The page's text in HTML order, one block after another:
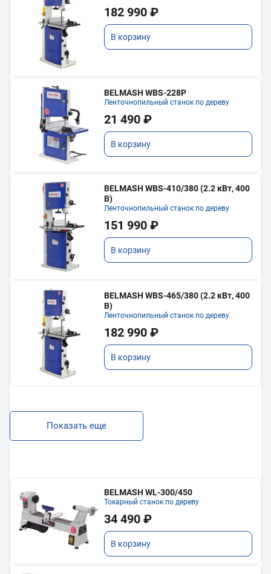
182 990 ₽
В корзину
BELMASH WBS-228P
Ленточнопильный станок по дереву
21 490 ₽
В корзину
BELMASH WBS-410/380 (2.2 кВт, 400
В)
Ленточнопильный станок по дереву
151 990 ₽
В корзину
BELMASH WBS-465/380 (2.2 кВт, 400
В)
Ленточнопильный станок по дереву
182 990 ₽
В корзину
Показать еще
BELMASH WL-300/450
Токарный станок по дереву
34 490 ₽
В корзину